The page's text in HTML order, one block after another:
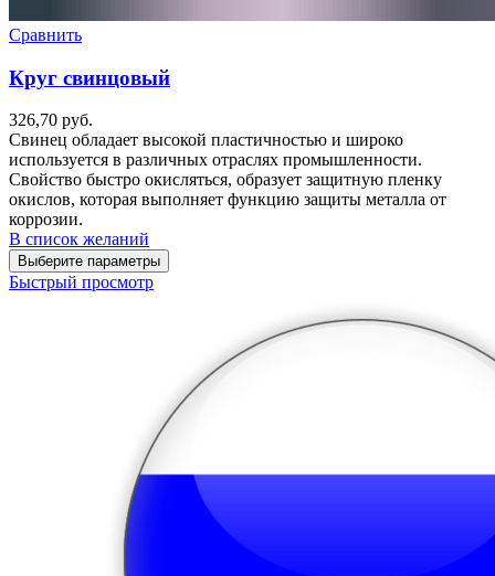
Сравнить
Круг свинцовый
326,70 руб.
Свинец обладает высокой пластичностью и широко
используется в различных отраслях промышленности.
Свойство быстро окисляться, образует защитную пленку
окислов, которая выполняет функцию защиты металла от
коррозии.
В список желаний
Выберите параметры
Быстрый просмотр